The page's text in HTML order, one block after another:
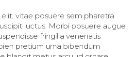
vitae posuere sem pharetra
luctus. Morbi posuere augue
fringilla venenatis
pretium urna bibendum